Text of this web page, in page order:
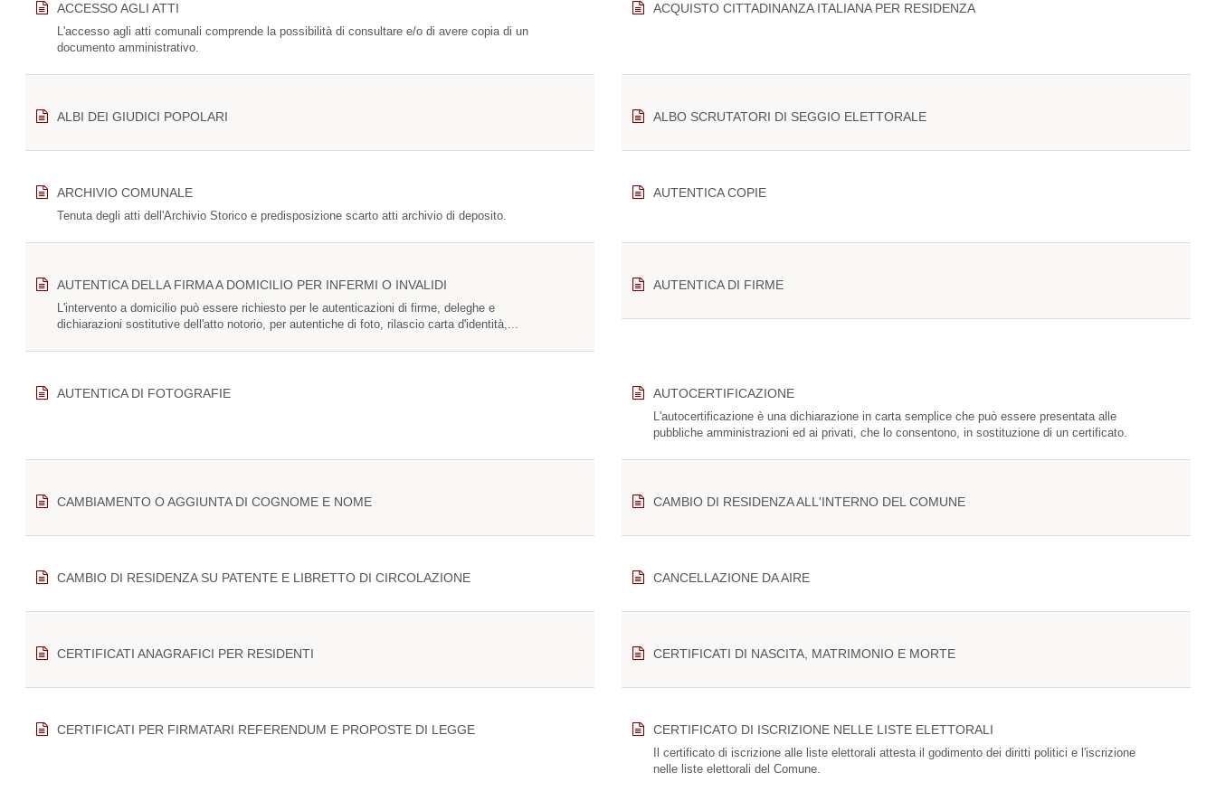
ACCESSO AGLI ATTI
L'accesso agli atti comunali comprende la possibilità di consultare e/o di avere copia di un
documento amministrativo.
ACQUISTO CITTADINANZA ITALIANA PER RESIDENZA
ALBI DEI GIUDICI POPOLARI ALBO SCRUTATORI DI SEGGIO ELETTORALE
ARCHIVIO COMUNALE
Tenuta degli atti dell'Archivio Storico e predisposizione scarto atti archivio di deposito.
AUTENTICA COPIE
AUTENTICA DELLA FIRMA A DOMICILIO PER INFERMI O INVALIDI
L'intervento a domicilio può essere richiesto per le autenticazioni di firme, deleghe e
dichiarazioni sostitutive dell'atto notorio, per autentiche di foto, rilascio carta d'identità,...
AUTENTICA DI FIRME
AUTENTICA DI FOTOGRAFIE AUTOCERTIFICAZIONE
L'autocertificazione è una dichiarazione in carta semplice che può essere presentata alle
pubbliche amministrazioni ed ai privati, che lo consentono, in sostituzione di un certificato.
CAMBIAMENTO O AGGIUNTA DI COGNOME E NOME CAMBIO DI RESIDENZA ALL'INTERNO DEL COMUNE
CAMBIO DI RESIDENZA SU PATENTE E LIBRETTO DI CIRCOLAZIONE CANCELLAZIONE DA AIRE
CERTIFICATI ANAGRAFICI PER RESIDENTI CERTIFICATI DI NASCITA, MATRIMONIO E MORTE
CERTIFICATI PER FIRMATARI REFERENDUM E PROPOSTE DI LEGGE CERTIFICATO DI ISCRIZIONE NELLE LISTE ELETTORALI
Il certificato di iscrizione alle liste elettorali attesta il godimento dei diritti politici e l'iscrizione
nelle liste elettorali del Comune.